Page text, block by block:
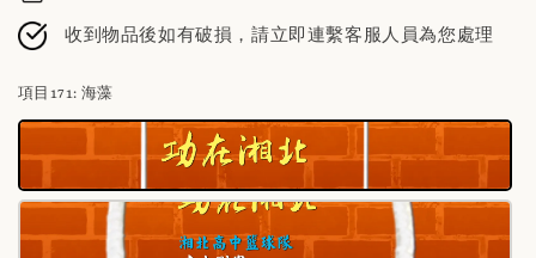
收到物品後如有破損，請立即連繫客服人員為您處理
項目171: 海藻